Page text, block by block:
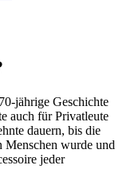
jährige Geschichte
auch für Privatleute
dauern, bis die
wurde und
jeder